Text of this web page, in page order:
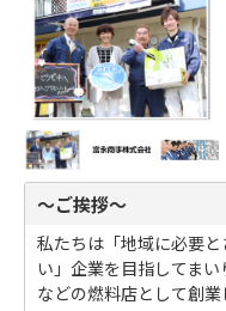
～ご挨拶～
私たちは「地域に必要
い」企業を目指してま
などの燃料店として創業